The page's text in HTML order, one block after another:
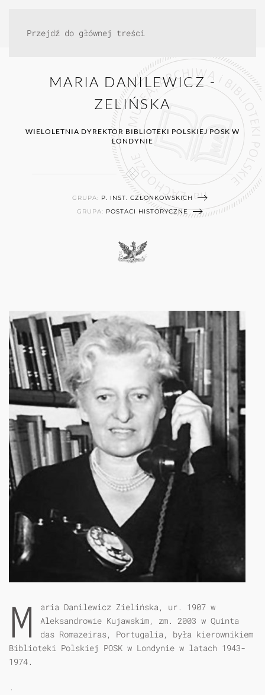
Przejdź do głównej treści
MARIA DANILEWICZ -
ZELIŃSKA
WIELOLETNIA DYREKTOR BIBLIOTEKI POLSKIEJ POSK W
LONDYNIE
GRUPA: P. INST. CZŁONKOWSKICH
GRUPA: POSTACI HISTORYCZNE
M
aria Danilewicz Zielińska, ur. 1907 w
Aleksandrowie Kujawskim, zm. 2003 w Quinta
das Romazeiras, Portugalia, była kierownikiem
Biblioteki Polskiej POSK w Londynie w latach 1943-
1974.
.